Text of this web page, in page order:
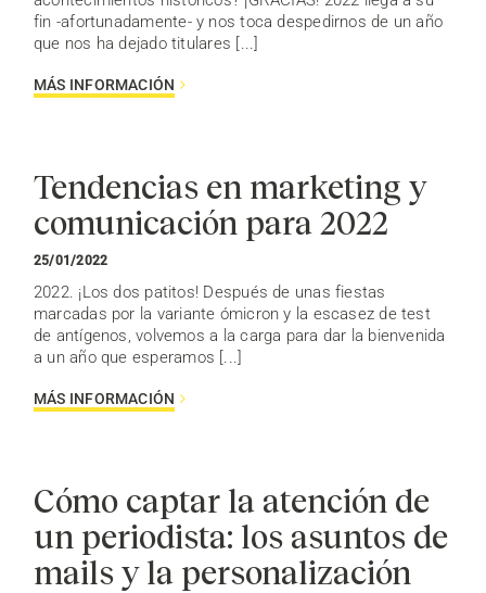
fin -afortunadamente- y nos toca despedirnos de un año
que nos ha dejado titulares [...]
MÁS INFORMACIÓN
Tendencias en marketing y
comunicación para 2022
25/01/2022
2022. ¡Los dos patitos! Después de unas fiestas
marcadas por la variante ómicron y la escasez de test
de antígenos, volvemos a la carga para dar la bienvenida
a un año que esperamos [...]
MÁS INFORMACIÓN
Cómo captar la atención de
un periodista: los asuntos de
mails y la personalización